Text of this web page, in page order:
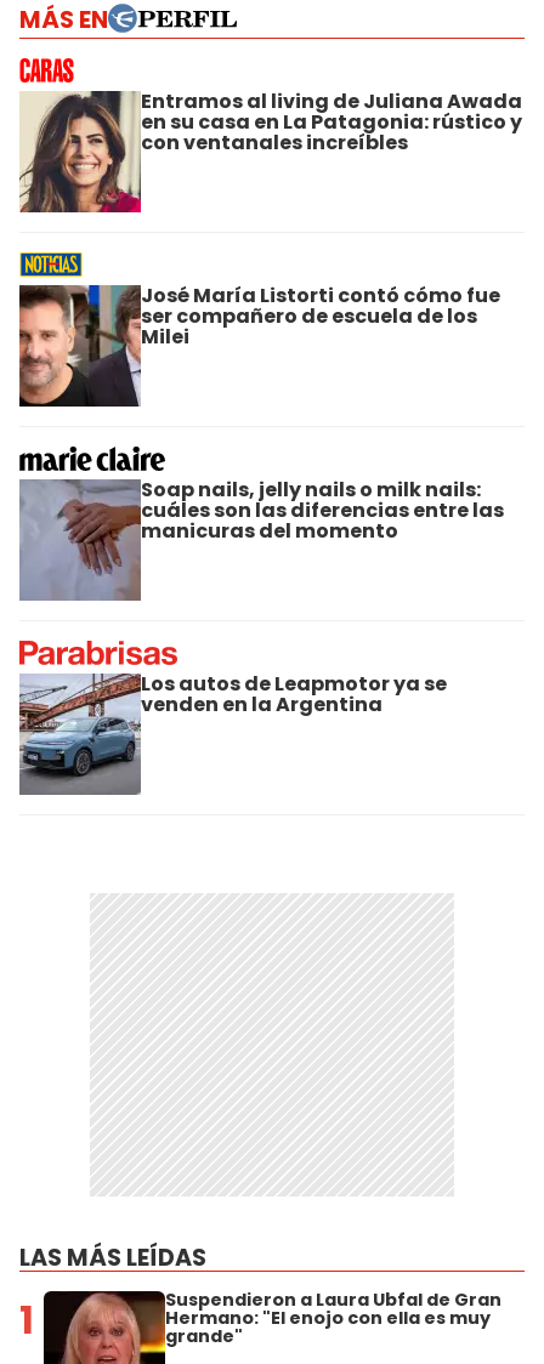
MÁS EN
Entramos al living de Juliana Awada
en su casa en La Patagonia: rústico y
con ventanales increíbles
José María Listorti contó cómo fue
ser compañero de escuela de los
Milei
Soap nails, jelly nails o milk nails:
cuáles son las diferencias entre las
manicuras del momento
Los autos de Leapmotor ya se
venden en la Argentina
LAS MÁS LEÍDAS
1 Suspendieron a Laura Ubfal de Gran
Hermano: "El enojo con ella es muy
grande"